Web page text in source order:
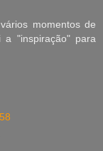
momentos de
"inspiração" para